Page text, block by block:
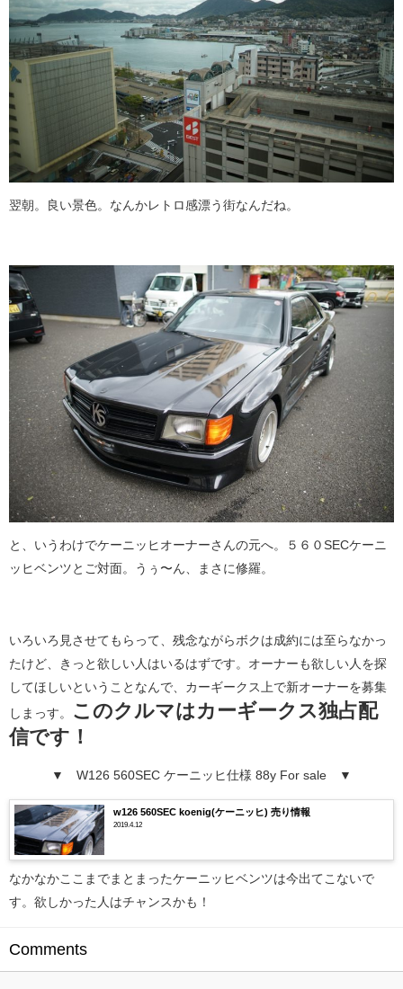
翌朝。良い景色。なんかレトロ感漂う街なんだね。
と、いうわけでケーニッヒオーナーさんの元へ。５６０SECケーニ
ッヒベンツとご対面。うぅ〜ん、まさに修羅。
いろいろ見させてもらって、残念ながらボクは成約には至らなかっ
たけど、きっと欲しい人はいるはずです。オーナーも欲しい人を探
してほしいということなんで、カーギークス上で新オーナーを募集
しまっす。
このクルマはカーギークス独占配
信です！
▼ W126 560SEC ケーニッヒ仕様 88y For sale ▼
w126 560SEC koenig(ケーニッヒ) 売り情報
2019.4.12
なかなかここまでまとまったケーニッヒベンツは今出てこないで
す。欲しかった人はチャンスかも！
Comments